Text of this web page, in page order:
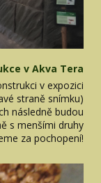
v Akva Tera
v expozici
straně snímku)
následně budou
s menšími druhy
za pochopení!